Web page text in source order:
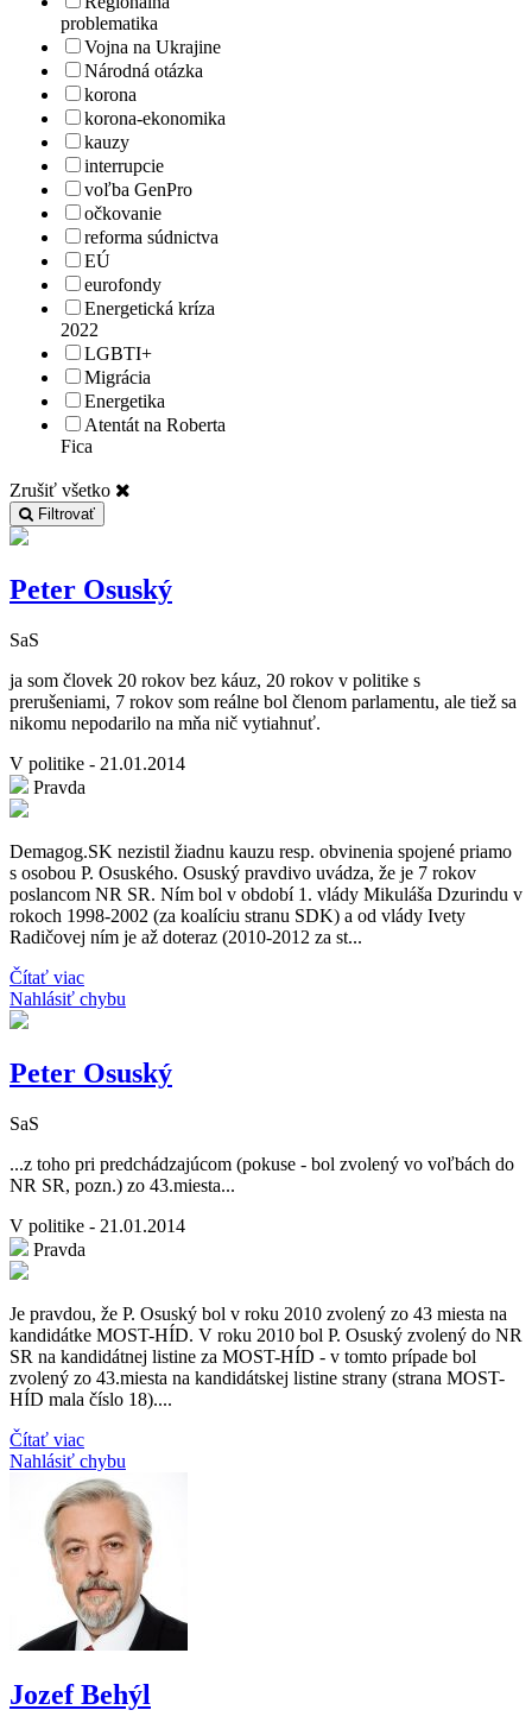
problematika
Vojna na Ukrajine
Národná otázka
korona
korona-ekonomika
kauzy
interrupcie
voľba GenPro
očkovanie
reforma súdnictva
EÚ
eurofondy
Energetická kríza
2022
LGBTI+
Migrácia
Energetika
Atentát na Roberta
Fica
Zrušiť všetko
Filtrovať
Peter Osuský
SaS
ja som človek 20 rokov bez káuz, 20 rokov v politike s
prerušeniami, 7 rokov som reálne bol členom parlamentu, ale tiež sa
nikomu nepodarilo na mňa nič vytiahnuť.
V politike - 21.01.2014
Pravda
Demagog.SK nezistil žiadnu kauzu resp. obvinenia spojené priamo
s osobou P. Osuského. Osuský pravdivo uvádza, že je 7 rokov
poslancom NR SR. Ním bol v období 1. vlády Mikuláša Dzurindu v
rokoch 1998-2002 (za koalíciu stranu SDK) a od vlády Ivety
Radičovej ním je až doteraz (2010-2012 za st...
Čítať viac
Nahlásiť chybu
Peter Osuský
SaS
...z toho pri predchádzajúcom (pokuse - bol zvolený vo voľbách do
NR SR, pozn.) zo 43.miesta...
V politike - 21.01.2014
Pravda
Je pravdou, že P. Osuský bol v roku 2010 zvolený zo 43 miesta na
kandidátke MOST-HÍD. V roku 2010 bol P. Osuský zvolený do NR
SR na kandidátnej listine za MOST-HÍD - v tomto prípade bol
zvolený zo 43.miesta na kandidátskej listine strany (strana MOST-
HÍD mala číslo 18)....
Čítať viac
Nahlásiť chybu
Jozef Behýl